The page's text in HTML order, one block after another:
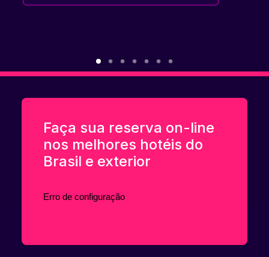
Faça sua reserva on-line
nos melhores hotéis do
Brasil e exterior
Erro de configuração